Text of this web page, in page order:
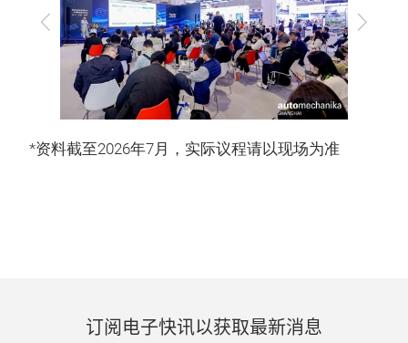
上
下
*资料截至2026年7月，实际议程请以现场为准
订阅电子快讯以获取最新消息